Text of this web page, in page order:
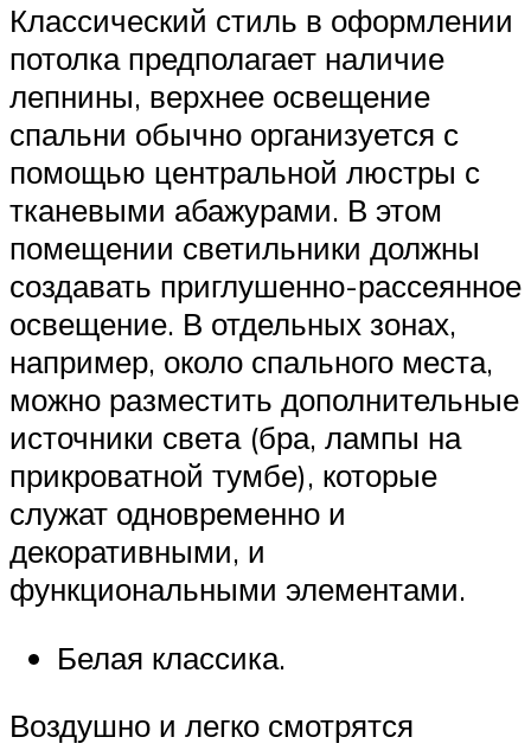
Классический стиль в оформлении
потолка предполагает наличие
лепнины, верхнее освещение
спальни обычно организуется с
помощью центральной люстры с
тканевыми абажурами. В этом
помещении светильники должны
создавать приглушенно-рассеянное
освещение. В отдельных зонах,
например, около спального места,
можно разместить дополнительные
источники света (бра, лампы на
прикроватной тумбе), которые
служат одновременно и
декоративными, и
функциональными элементами.
Белая классика.
Воздушно и легко смотрятся